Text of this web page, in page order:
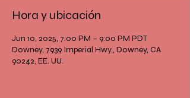
Hora y ubicación
Jun 10, 2025, 7:00 PM – 9:00 PM PDT
Downey, 7939 Imperial Hwy., Downey, CA
90242, EE. UU.